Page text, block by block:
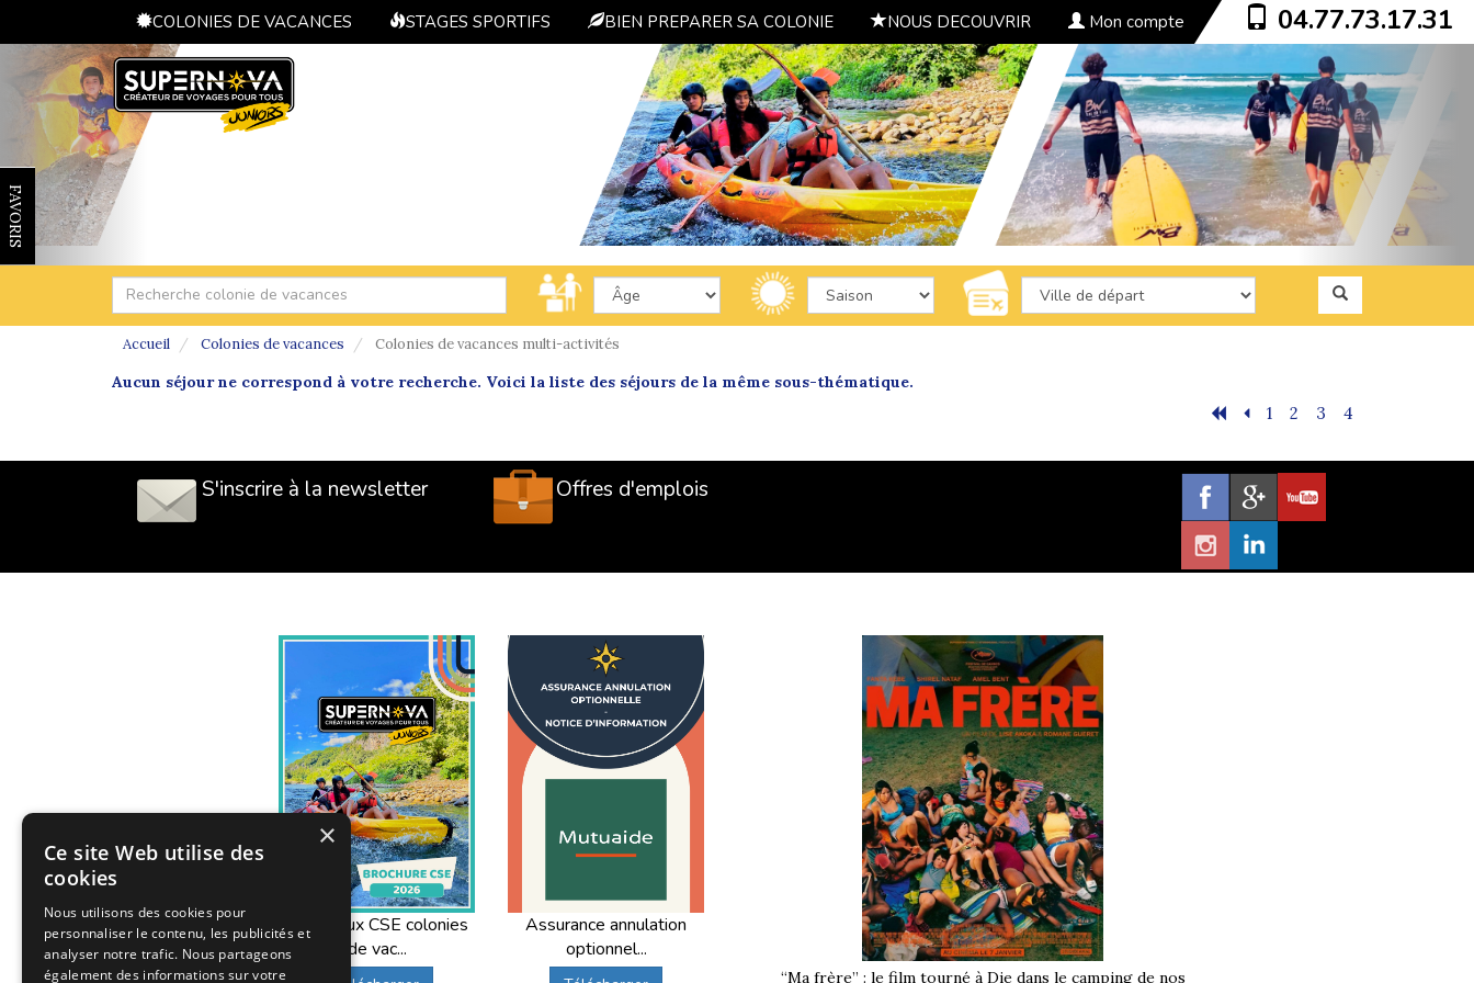
COLONIES DE VACANCES STAGES SPORTIFS BIEN PREPARER SA COLONIE NOUS DECOUVRIR Mon compte 04.77.73.17.31
FAVORIS
Accueil Colonies de vacances Colonies de vacances multi-activités
Aucun séjour ne correspond à votre recherche. Voici la liste des séjours de la même sous-thématique.
1 2 3 4
S'inscrire à la newsletter Offres d'emplois
Offres aux CSE colonies
de vac...
Assurance annulation
optionnel...
“Ma frère” : le film tourné à Die dans le camping de nos
×
Ce site Web utilise des
cookies
Nous utilisons des cookies pour
personnaliser le contenu, les publicités et
analyser notre trafic. Nous partageons
également des informations sur votre